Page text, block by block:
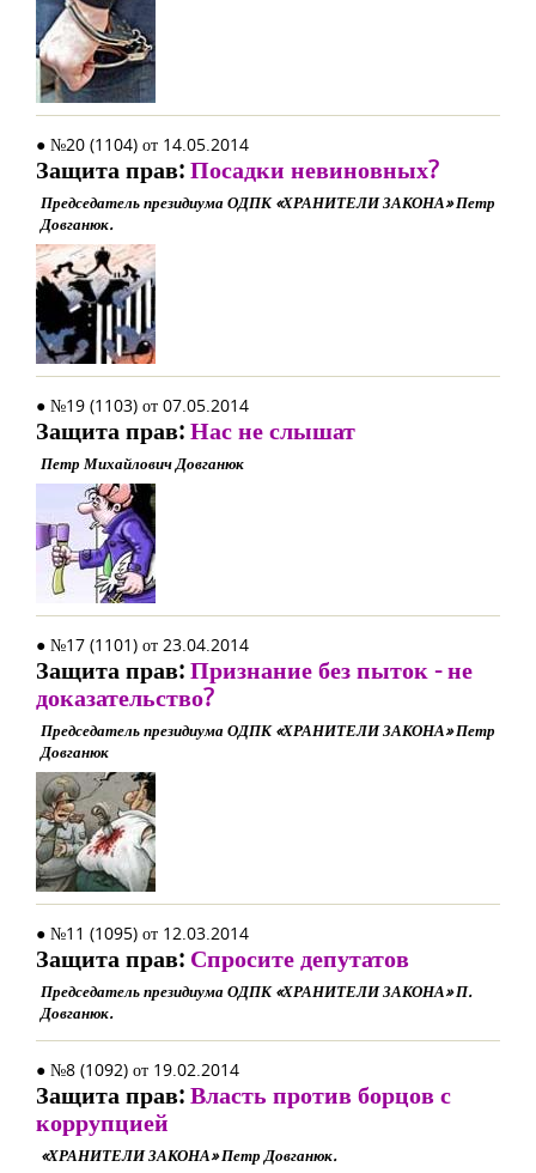
● №20 (1104) от 14.05.2014
Защита прав:Посадки невиновных?
Председатель президиума ОДПК «ХРАНИТЕЛИ ЗАКОНА» Петр
Довганюк.
● №19 (1103) от 07.05.2014
Защита прав:Нас не слышат
Петр Михайлович Довганюк
● №17 (1101) от 23.04.2014
Защита прав:Признание без пыток - не
доказательство?
Председатель президиума ОДПК «ХРАНИТЕЛИ ЗАКОНА» Петр
Довганюк
● №11 (1095) от 12.03.2014
Защита прав: Спросите депутатов
Председатель президиума ОДПК «ХРАНИТЕЛИ ЗАКОНА» П.
Довганюк.
● №8 (1092) от 19.02.2014
Защита прав:Власть против борцов с
коррупцией
«ХРАНИТЕЛИ ЗАКОНА» Петр Довганюк.